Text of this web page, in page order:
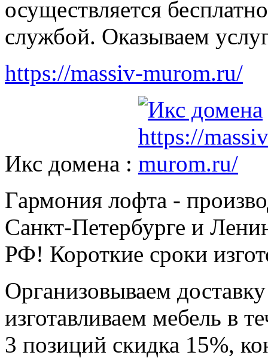
осуществляется
службой. Оказываем
https://massiv-murom.ru/
Икс домена :
Гармония лофта -
Санкт-Петербурге и
РФ! Короткие сроки
Организовываем
изготавливаем мебель в
3 позиций скидка 15%,